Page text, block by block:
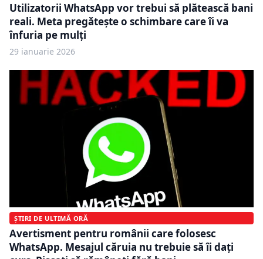
Utilizatorii WhatsApp vor trebui să plătească bani
reali. Meta pregătește o schimbare care îi va
înfuria pe mulți
29 ianuarie 2026
ȘTIRI DE ULTIMĂ ORĂ
Avertisment pentru românii care folosesc
WhatsApp. Mesajul căruia nu trebuie să îi dați